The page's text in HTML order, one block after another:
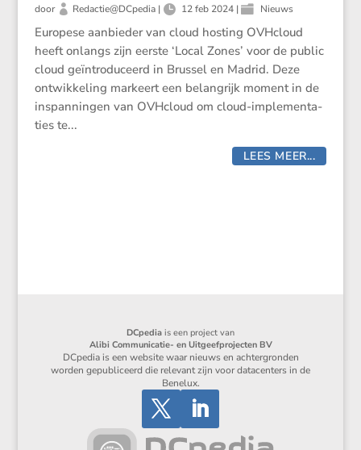
door Redactie@DCpedia| 12 feb 2024 | Nieuws
Europese aanbieder van cloud hosting OVHcloud
heeft onlangs zijn eerste ‘Local Zones’ voor de public
cloud geïntro­du­ceerd in Brussel en Madrid. Deze
ontwik­ke­ling markeert een belang­rijk moment in de
inspan­ningen van OVHcloud om cloud-imple­men­ta­
ties te...
LEES MEER...
DCpedia is een project van
Alibi Communicatie- en Uitgeefprojecten BV
DCpedia is een website waar nieuws en achtergronden
worden gepubliceerd die relevant zijn voor datacenters in de
Benelux.